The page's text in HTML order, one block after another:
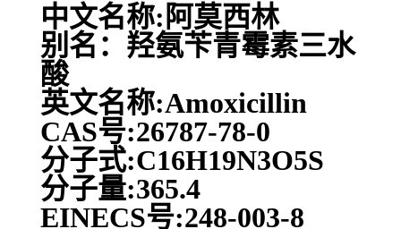
中文名称:阿莫西林
别名：羟氨苄青霉素三水
酸
英文名称:Amoxicillin
CAS号:26787-78-0
分子式:C16H19N3O5S
分子量:365.4
EINECS号:248-003-8